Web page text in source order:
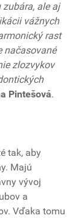
zubára, ale aj
vážnych
rast
načasované
zlozvykov
Pintešová.
tak, aby
Majú
vývoj
a
Vďaka tomu